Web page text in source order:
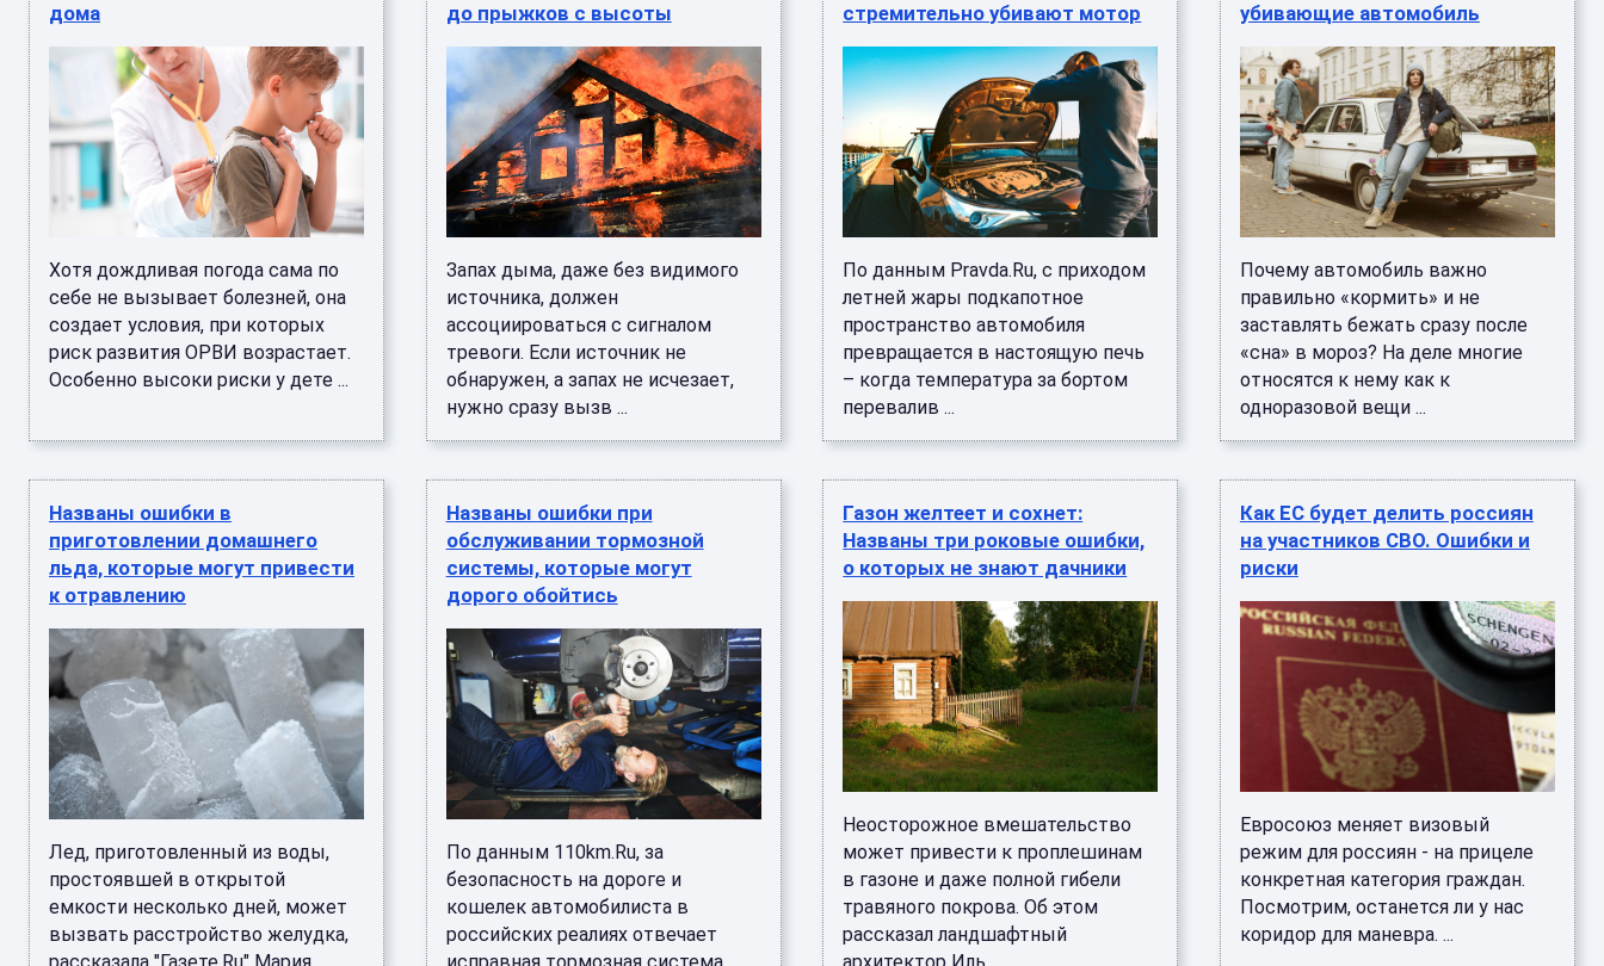
дома
Хотя дождливая погода сама по
себе не вызывает болезней, она
создает условия, при которых
риск развития ОРВИ возрастает.
Особенно высоки риски у дете ...
до прыжков с высоты
Запах дыма, даже без видимого
источника, должен
ассоциироваться с сигналом
тревоги. Если источник не
обнаружен, а запах не исчезает,
нужно сразу вызв ...
стремительно убивают мотор
По данным Pravda.Ru, с приходом
летней жары подкапотное
пространство автомобиля
превращается в настоящую печь
– когда температура за бортом
перевалив ...
убивающие автомобиль
Почему автомобиль важно
правильно «кормить» и не
заставлять бежать сразу после
«сна» в мороз? На деле многие
относятся к нему как к
одноразовой вещи ...
Названы ошибки в
приготовлении домашнего
льда, которые могут привести
к отравлению
Лед, приготовленный из воды,
простоявшей в открытой
емкости несколько дней, может
вызвать расстройство желудка,
Названы ошибки при
обслуживании тормозной
системы, которые могут
дорого обойтись
По данным 110km.Ru, за
безопасность на дороге и
кошелек автомобилиста в
российских реалиях отвечает
Газон желтеет и сохнет:
Названы три роковые ошибки,
о которых не знают дачники
Неосторожное вмешательство
может привести к проплешинам
в газоне и даже полной гибели
травяного покрова. Об этом
рассказал ландшафтный
Как ЕС будет делить россиян
на участников СВО. Ошибки и
риски
Евросоюз меняет визовый
режим для россиян - на прицеле
конкретная категория граждан.
Посмотрим, останется ли у нас
коридор для маневра. ...